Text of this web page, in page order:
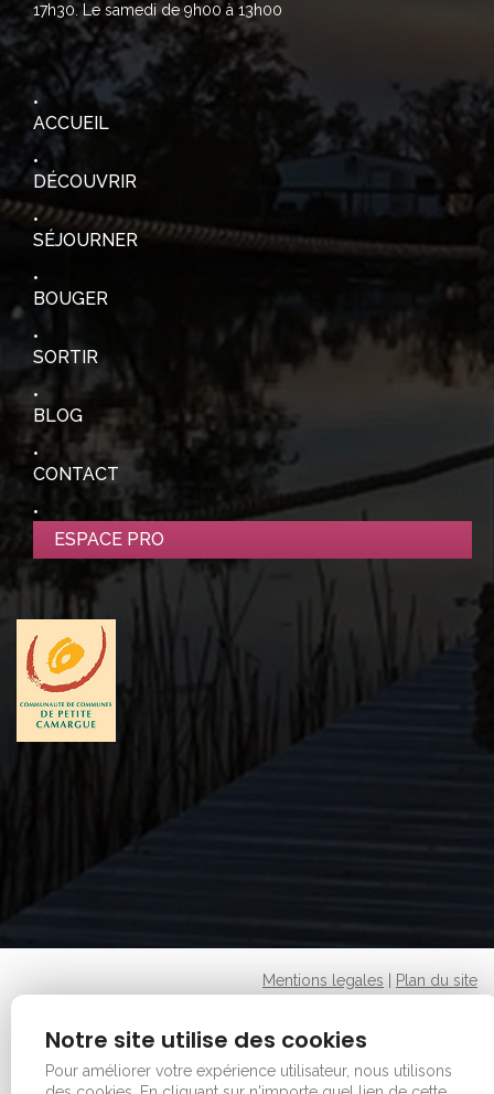
17h30. Le samedi de 9h00 à 13h00
ACCUEIL
DÉCOUVRIR
SÉJOURNER
BOUGER
SORTIR
BLOG
CONTACT
ESPACE PRO
Mentions legales
Plan du site
Notre site utilise des cookies
Pour améliorer votre expérience utilisateur, nous utilisons